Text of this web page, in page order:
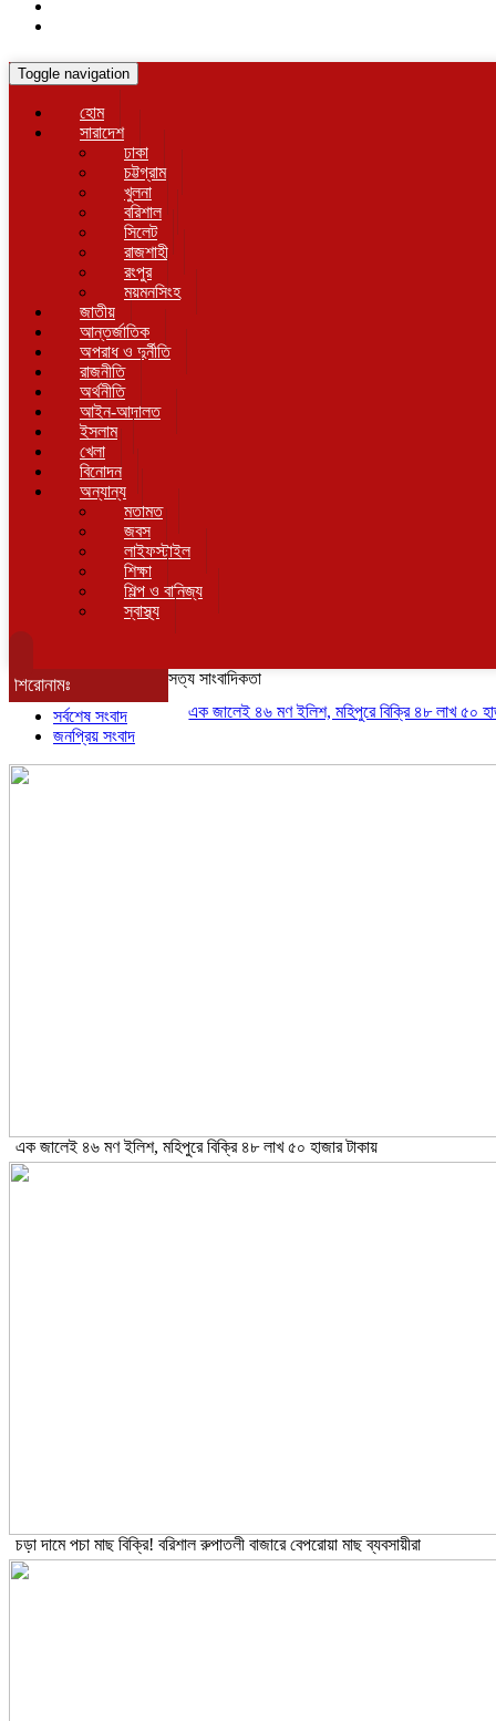
Toggle navigation
হোম
সারাদেশ
ঢাকা
চট্টগ্রাম
খুলনা
বরিশাল
সিলেট
রাজশাহী
রংপুর
ময়মনসিংহ
জাতীয়
আন্তর্জাতিক
অপরাধ ও দুর্নীতি
রাজনীতি
অর্থনীতি
আইন-আদালত
ইসলাম
খেলা
বিনোদন
অন্যান্য
মতামত
জবস
লাইফস্টাইল
শিক্ষা
শিল্প ও বানিজ্য
স্বাস্থ্য
শিরোনামঃ
এক জালেই ৪৬ মণ ইলিশ, মহিপুরে বিক্রি ৪৮ লাখ ৫০ হাজার
সত্য সাংবাদিকতা
সর্বশেষ সংবাদ
জনপ্রিয় সংবাদ
এক জালেই ৪৬ মণ ইলিশ, মহিপুরে বিক্রি ৪৮ লাখ ৫০ হাজার টাকায়
চড়া দামে পচা মাছ বিক্রি! বরিশাল রুপাতলী বাজারে বেপরোয়া মাছ ব্যবসায়ীরা